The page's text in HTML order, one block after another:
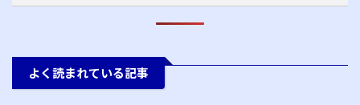
よく読まれている記事